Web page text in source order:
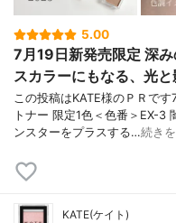
5.00
7月19日新発売限定 深
スカラーにもなる、光
この投稿はKATE様のＰＲで
トナー 限定1色＜色番＞EX-3
ンスターをプラスする…続き
KATE(ケイト)